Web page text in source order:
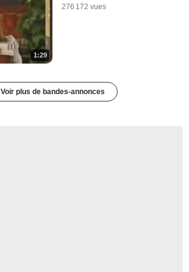
1:29
276 172 vues
Voir plus de bandes-annonces